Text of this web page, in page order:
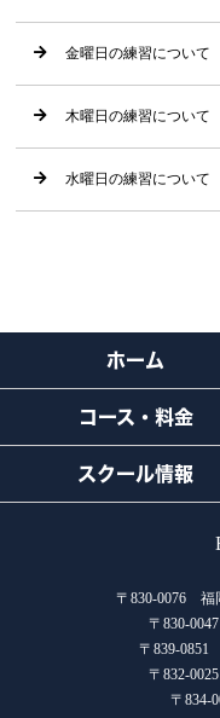
金曜日の練習について
木曜日の練習について
水曜日の練習について
ホーム
コース・料金
スクール情報
〒830-0076 福
〒830-
〒839-0851
〒832-
〒834-